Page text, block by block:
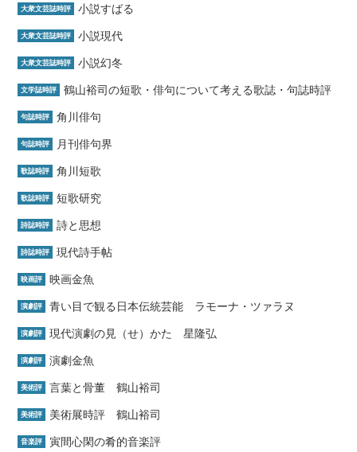
大衆文芸誌時評 小説すばる
大衆文芸誌時評 小説現代
大衆文芸誌時評 小説幻冬
文学誌時評 鶴山裕司の短歌・俳句について考える歌誌・句誌時評
句誌時評 角川俳句
句誌時評 月刊俳句界
歌誌時評 角川短歌
歌誌時評 短歌研究
詩誌時評 詩と思想
詩誌時評 現代詩手帖
映画評 映画金魚
演劇評 青い目で観る日本伝統芸能 ラモーナ・ツァラヌ
演劇評 現代演劇の見（せ）かた 星隆弘
演劇評 演劇金魚
美術評 言葉と骨董 鶴山裕司
美術評 美術展時評 鶴山裕司
音楽評 寅間心閑の肴的音楽評